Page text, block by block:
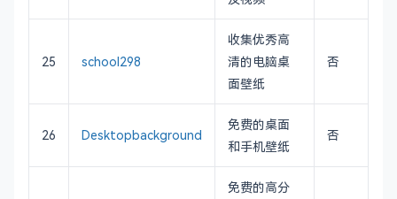
25 school298
收集优秀高
清的电脑桌
面壁纸
否
26 Desktopbackground
免费的桌面
和手机壁纸
否
免费的高分